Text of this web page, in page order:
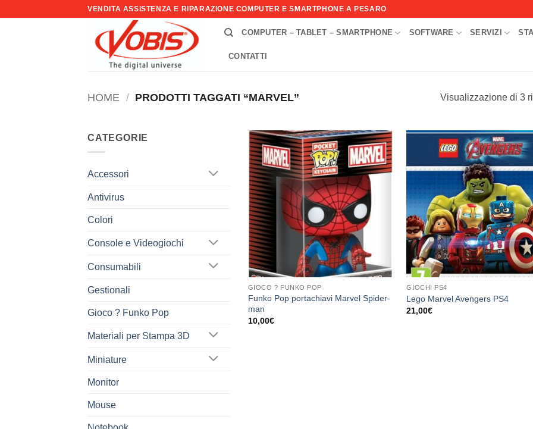
VENDITA ASSISTENZA E RIPARAZIONE COMPUTER E SMARTPHONE A PESARO
COMPUTER – TABLET – SMARTPHONE SOFTWARE SERVIZI
CONTATTI
HOME / PRODOTTI TAGGATI “MARVEL” Visualizzazione di 3
CATEGORIE
Accessori
Antivirus
Colori
Console e Videogiochi
Consumabili
Gestionali
Gioco ? Funko Pop
Materiali per Stampa 3D
Miniature
Monitor
Mouse
Aggiungi
alla lista
dei
desideri
GIOCO ? FUNKO POP
Funko Pop portachiavi Marvel Spider-
man
10,00€
alla
GIOCHI PS4
Lego Marvel Avengers PS4
21,00€